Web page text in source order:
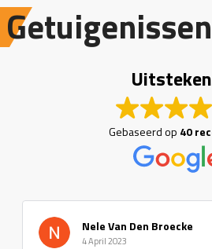
Getuigenissen
Gebaseerd op 40
Nele Van Den Broecke
4 April 2023